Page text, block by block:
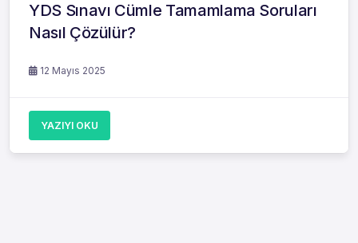
YDS Sınavı Cümle Tamamlama Soruları
Nasıl Çözülür?
12 Mayıs 2025
YAZIYI OKU